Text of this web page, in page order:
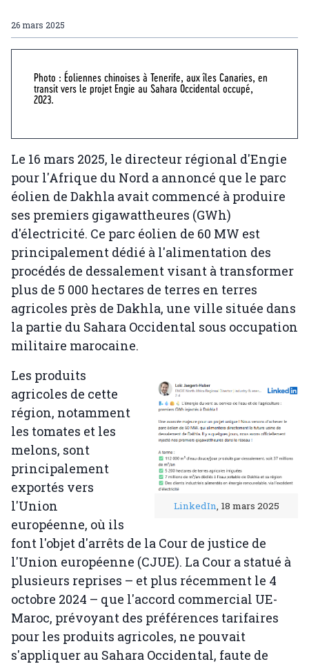
26 mars 2025
Photo : Éoliennes chinoises à Tenerife, aux îles Canaries, en
transit vers le projet Engie au Sahara Occidental occupé,
2023.
Le 16 mars 2025, le directeur régional d'Engie
pour l'Afrique du Nord a annoncé que le parc
éolien de Dakhla avait commencé à produire
ses premiers gigawattheures (GWh)
d'électricité. Ce parc éolien de 60 MW est
principalement dédié à l'alimentation des
procédés de dessalement visant à transformer
plus de 5 000 hectares de terres en terres
agricoles près de Dakhla, une ville située dans
la partie du Sahara Occidental sous occupation
militaire marocaine.
LinkedIn, 18 mars 2025
Les produits
agricoles de cette
région, notamment
les tomates et les
melons, sont
principalement
exportés vers
l'Union
européenne, où ils
font l'objet d'arrêts de la Cour de justice de
l'Union européenne (CJUE). La Cour a statué à
plusieurs reprises – et plus récemment le 4
octobre 2024 – que l'accord commercial UE-
Maroc, prévoyant des préférences tarifaires
pour les produits agricoles, ne pouvait
s'appliquer au Sahara Occidental, faute de